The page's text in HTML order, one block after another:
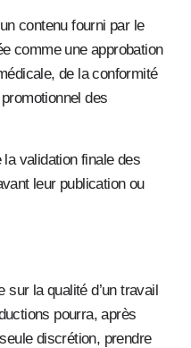
contenu fourni par le
comme une approbation
de la conformité
des
validation finale des
leur publication ou
la qualité d’un travail
pourra, après
discrétion, prendre